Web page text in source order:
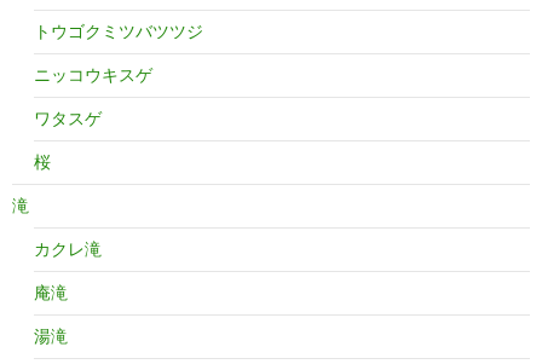
トウゴクミツバツツジ
ニッコウキスゲ
ワタスゲ
桜
滝
カクレ滝
庵滝
湯滝